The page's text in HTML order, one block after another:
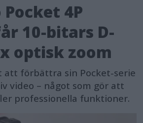
Pocket 4P
10-bitars D-
optisk zoom
att förbättra sin Pocket-serie
video – något som gör att
professionella funktioner.